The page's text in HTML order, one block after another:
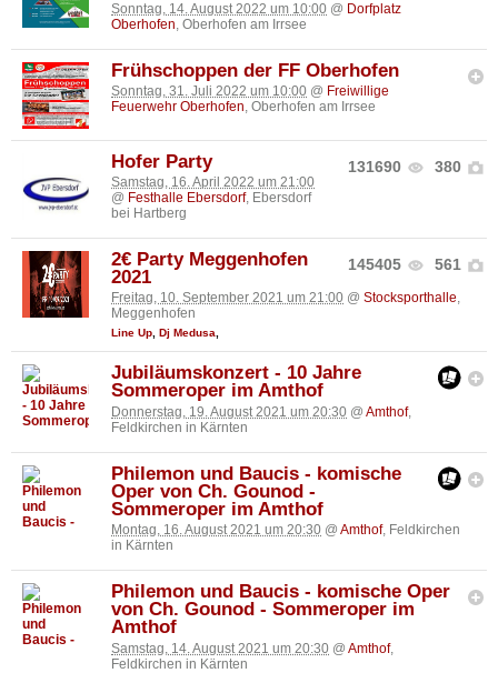
Sonntag, 14. August 2022 um 10:00 @ Dorfplatz
Oberhofen , Oberhofen am Irrsee
Frühschoppen der FF Oberhofen
Sonntag, 31. Juli 2022 um 10:00 @ Freiwillige
Feuerwehr Oberhofen, Oberhofen am Irrsee
131690 380
Hofer Party
Samstag, 16. April 2022 um 21:00
@ Festhalle Ebersdorf, Ebersdorf
bei Hartberg
145405 561
2€ Party Meggenhofen
2021
Freitag, 10. September 2021 um 21:00 @ Stocksporthalle,
Meggenhofen
Line Up, Dj Medusa,
Jubiläumskonzert - 10 Jahre
Sommeroper im Amthof
Donnerstag, 19. August 2021 um 20:30 @ Amthof,
Feldkirchen in Kärnten
Philemon und Baucis - komische
Oper von Ch. Gounod -
Sommeroper im Amthof
Montag, 16. August 2021 um 20:30 @ Amthof, Feldkirchen
in Kärnten
Philemon und Baucis - komische Oper
von Ch. Gounod - Sommeroper im
Amthof
Samstag, 14. August 2021 um 20:30 @ Amthof,
Feldkirchen in Kärnten